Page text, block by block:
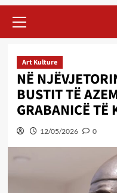
Menu
Art Kulture
NË
BUSTIT TË
GRABANICË TË
12/05/2026 0